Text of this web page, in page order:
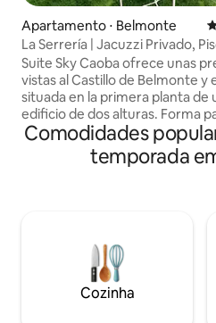
Apartamento ⋅ Belmonte
La Serrería | Jacuzzi Privado,
Castelo...
Suite Sky Caoba ofrece unas
vistas al Castillo de Belmonte y
situada en la primera planta de
edificio de dos alturas. Forma
un exclusivo complejo turístico
apartamentos, ideal para
una estancia tranquila y
cama de matrimonio de 1,50 m,
cama, chimenea, Smart TV de
jacuzzi privado, creando un
acogedor y funcional. La cocina
Comodidades
temporada
Cozinha